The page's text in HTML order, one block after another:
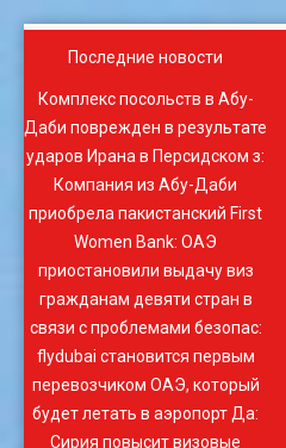
Последние новости
Комплекс посольств в Абу-
Даби поврежден в результате
ударов Ирана в Персидском з:
Компания из Абу-Даби
приобрела пакистанский First
Women Bank: ОАЭ
приостановили выдачу виз
гражданам девяти стран в
связи с проблемами безопас:
flydubai становится первым
перевозчиком ОАЭ, который
будет летать в аэропорт Да:
Сирия повысит визовые